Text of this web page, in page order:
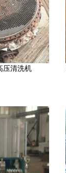
压清洗机